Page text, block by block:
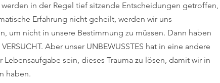
in der Regel tief sitzende Entscheidungen getroffen,
Erfahrung nicht geheilt, werden wir uns
um nicht in unsere Bestimmung zu müssen. Dann haben
Aber unser UNBEWUSSTES hat in eine andere
sein, dieses Trauma zu lösen, damit wir in
haben.